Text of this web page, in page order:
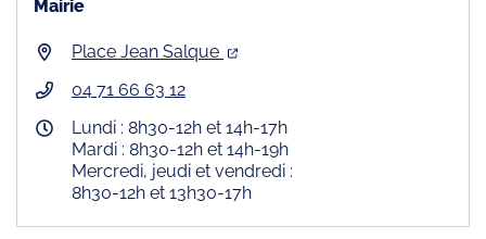
Mairie
Place Jean Salque
04 71 66 63 12
Lundi : 8h30-12h et 14h-17h
Mardi : 8h30-12h et 14h-19h
Mercredi, jeudi et vendredi :
8h30-12h et 13h30-17h